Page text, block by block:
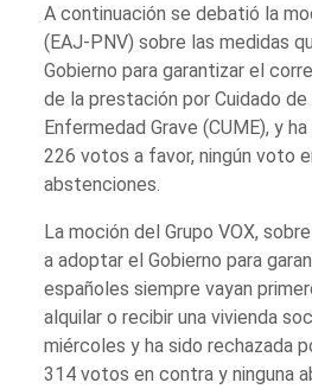
A continuación se debatió la
(EAJ-PNV) sobre las medidas
Gobierno para garantizar el
de la prestación por Cuidado
Enfermedad Grave (CUME), y
226 votos a favor, ningún voto
abstenciones.
La moción del Grupo VOX,
a adoptar el Gobierno para
españoles siempre vayan
alquilar o recibir una vivienda
miércoles y ha sido rechazada
314 votos en contra y ninguna